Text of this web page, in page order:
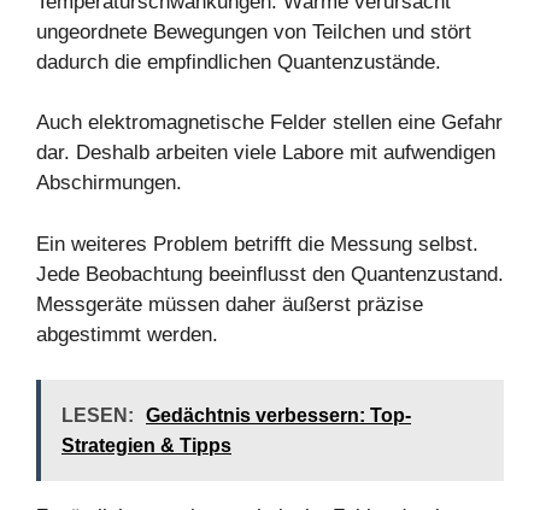
ungeordnete Bewegungen von Teilchen und stört
dadurch die empfindlichen Quantenzustände.
Auch elektromagnetische Felder stellen eine Gefahr
dar. Deshalb arbeiten viele Labore mit aufwendigen
Abschirmungen.
Ein weiteres Problem betrifft die Messung selbst.
Jede Beobachtung beeinflusst den Quantenzustand.
Messgeräte müssen daher äußerst präzise
abgestimmt werden.
LESEN:
Gedächtnis verbessern: Top-
Strategien & Tipps